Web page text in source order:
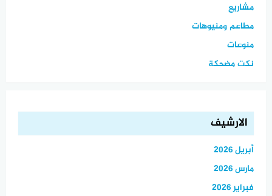
مشاريع
مطاعم ومنيوهات
منوعات
نكت مضحكة
الارشيف
أبريل 2026
مارس 2026
فبراير 2026